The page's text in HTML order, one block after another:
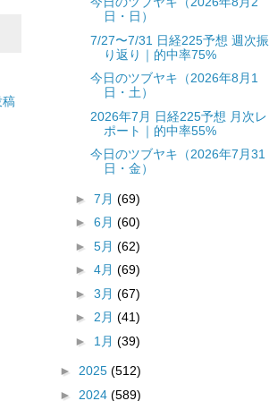
稿
日・日）
7/27〜7/31 日経225予想 週次振
り返り｜的中率75%
今日のツブヤキ（2026年8月1
日・土）
2026年7月 日経225予想 月次レ
ポート｜的中率55%
今日のツブヤキ（2026年7月31
日・金）
► 7月 (69)
► 6月 (60)
► 5月 (62)
► 4月 (69)
► 3月 (67)
► 2月 (41)
► 1月 (39)
► 2025 (512)
► 2024 (589)